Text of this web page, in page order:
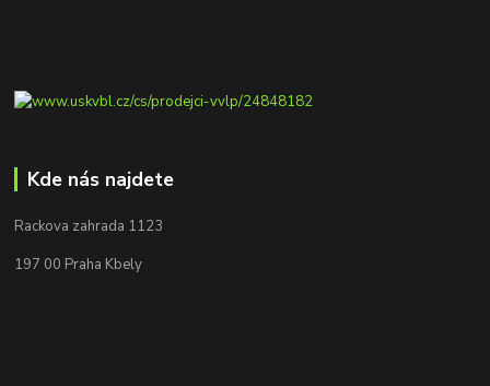
Kde nás najdete
Rackova zahrada 1123
197 00 Praha Kbely